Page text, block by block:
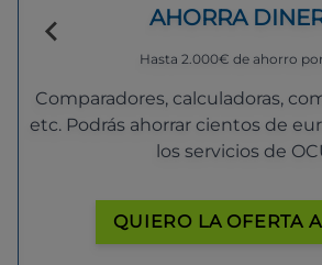
AHORRA
Hasta 2.000€ de ahorro
Comparadores, calculadoras,
etc. Podrás ahorrar cientos de
los servicios de
QUIERO LA OFERTA